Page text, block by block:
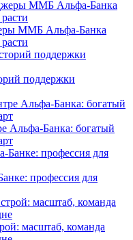
ММБ Альфа-Банка
поддержки
Альфа-Банка: богатый
профессия для
масштаб, команда